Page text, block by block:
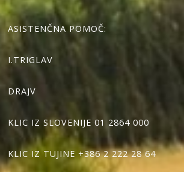
ASISTENČNA POMOČ:
I.TRIGLAV
DRAJV
KLIC IZ SLOVENIJE 01 2864 000
KLIC IZ TUJINE +386 2 222 28 64